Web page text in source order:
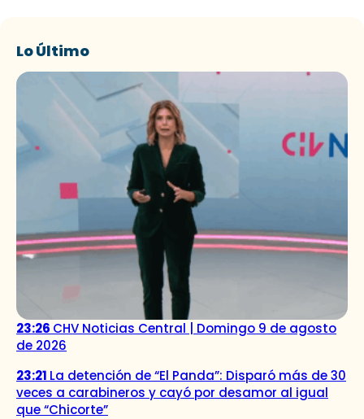
Lo Último
23:26 CHV Noticias Central | Domingo 9 de agosto
de 2026
23:21 La detención de “El Panda”: Disparó más de 30
veces a carabineros y cayó por desamor al igual
que “Chicorte”